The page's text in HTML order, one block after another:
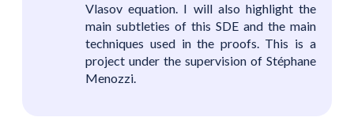
Vlasov equation. I will also highlight the
main subtleties of this SDE and the main
techniques used in the proofs. This is a
project under the supervision of Stéphane
Menozzi.